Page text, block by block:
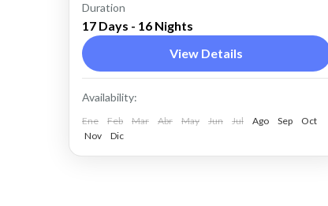
Viaja a Europa en una aventura
inolvidable que te llevará a través de
ciudades icónicas. Recorre lugares
Alemania
Italia
, Roma
Duration
17 Days - 16 Nights
View Details
Availability:
Ene Feb Mar Abr May Jun Jul Ago Sep
Oct
Nov
Dic